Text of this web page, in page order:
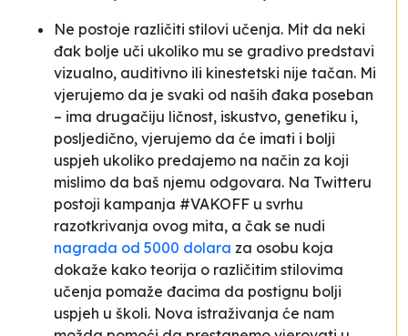
Ne postoje različiti stilovi učenja. Mit da neki
đak bolje uči ukoliko mu se gradivo predstavi
vizualno, auditivno ili kinestetski nije tačan. Mi
vjerujemo da je svaki od naših đaka poseban
– ima drugačiju ličnost, iskustvo, genetiku i,
posljedično, vjerujemo da će imati i bolji
uspjeh ukoliko predajemo na način za koji
mislimo da baš njemu odgovara. Na Twitteru
postoji kampanja #VAKOFF u svrhu
razotkrivanja ovog mita, a čak se nudi
nagrada od 5000 dolara za osobu koja
dokaže kako teorija o različitim stilovima
učenja pomaže đacima da postignu bolji
uspjeh u školi. Nova istraživanja će nam